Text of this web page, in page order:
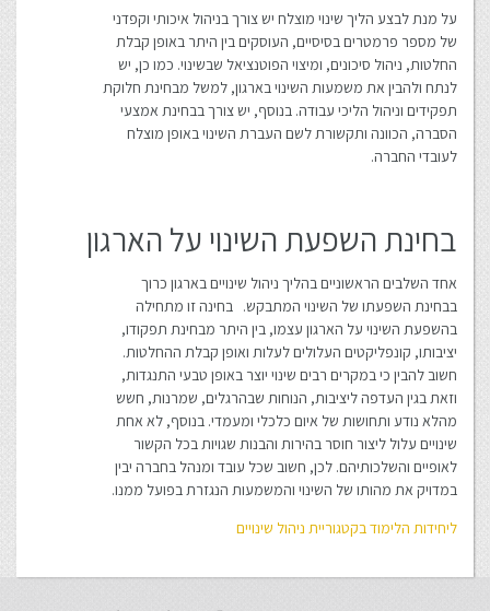
על מנת לבצע הליך שינוי מוצלח יש צורך בניהול איכותי וקפדני
של מספר פרמטרים בסיסיים, העוסקים בין היתר באופן קבלת
החלטות, ניהול סיכונים, ומיצוי הפוטנציאל שבשינוי. כמו כן, יש
לנתח ולהבין את משמעות השינוי בארגון, למשל מבחינת חלוקת
תפקידים וניהול הליכי עבודה. בנוסף, יש צורך בבחינת אמצעי
הסברה, הכוונה ותקשורת לשם העברת השינוי באופן מוצלח
לעובדי החברה.
בחינת השפעת השינוי על הארגון
אחד השלבים הראשוניים בהליך ניהול שינויים בארגון כרוך
בבחינת השפעתו של השינוי המתבקש. בחינה זו מתחילה
בהשפעת השינוי על הארגון עצמו, בין היתר מבחינת תפקודו,
יציבותו, קונפליקטים העלולים לעלות ואופן קבלת ההחלטות.
חשוב להבין כי במקרים רבים שינוי יוצר באופן טבעי התנגדות,
וזאת בגין העדפה ליציבות, הנוחות שבהרגלים, שמרנות, חשש
מהלא נודע ותחושות של איום כלכלי ומעמדי. בנוסף, לא אחת
שינויים עלול ליצור חוסר בהירות והבנות שגויות בכל הקשור
לאופיים והשלכותיהם. לכן, חשוב שכל עובד ומנהל בחברה יבין
במדויק את מהותו של השינוי והמשמעות הנגזרת בפועל ממנו.
ליחידות הלימוד בקטגוריית ניהול שינויים